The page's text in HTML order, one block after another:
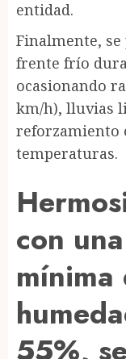
entidad.
Finalmente,
frente frío
ocasionando
km/h), lluvias
reforzamiento
temperaturas.
con
mínima